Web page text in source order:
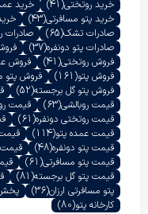
خرید روتختی(41) خرید
خرید پتو مسافرتی(43)
صادرات تشک(65) صادرات
صادرات پتو دونفره(37)
فروش روتختی(41) فروش
فروش پتو(161) فروش پتو
فروش پتو گل برجسته(52)
قیمت روبالشی(63) قیمت
قیمت روتختی دونفره(61)
قیمت عمده پتو(114)
قیمت پتو دونفره(48) قیمت
قیمت پتو مسافرتی(61)
قیمت پتو گل برجسته(81)
پتو مسافرتی ارزان(36)
کارخانه پتو(80)